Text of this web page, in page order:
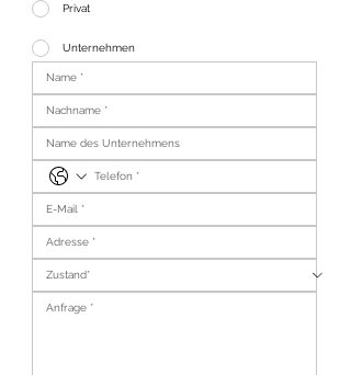
Privat
Unternehmen